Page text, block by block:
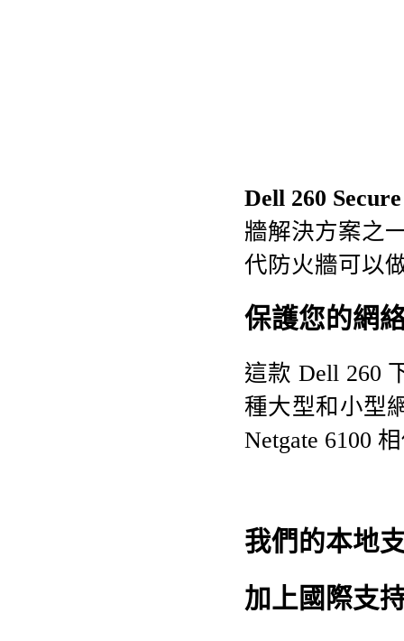
Dell 260
牆解決方案之
代防火牆可以
保護您的網
這款 Dell 260
種大型和小型
Netgate 6100
我們的本地
加上國際支